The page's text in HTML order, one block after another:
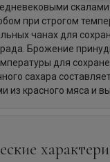
при строгом
чанах для
Брожение
для
сахара
из красного мяса и